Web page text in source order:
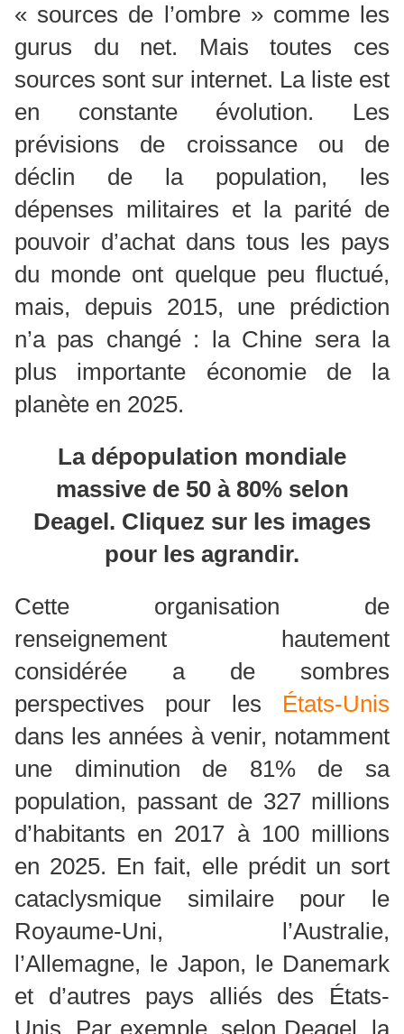
« sources de l’ombre » comme les
gurus du net. Mais toutes ces
sources sont sur internet. La liste est
en constante évolution. Les
prévisions de croissance ou de
déclin de la population, les
dépenses militaires et la parité de
pouvoir d’achat dans tous les pays
du monde ont quelque peu fluctué,
mais, depuis 2015, une prédiction
n’a pas changé : la Chine sera la
plus importante économie de la
planète en 2025.
La dépopulation mondiale
massive de 50 à 80% selon
Deagel. Cliquez sur les images
pour les agrandir.
Cette organisation de
renseignement hautement
considérée a de sombres
perspectives pour les États-Unis
dans les années à venir, notamment
une diminution de 81% de sa
population, passant de 327 millions
d’habitants en 2017 à 100 millions
en 2025. En fait, elle prédit un sort
cataclysmique similaire pour le
Royaume-Uni, l’Australie,
l’Allemagne, le Japon, le Danemark
et d’autres pays alliés des États-
Unis. Par exemple, selon Deagel, la